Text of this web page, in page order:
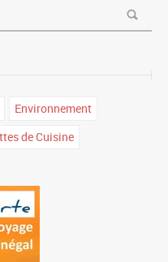
Environnement
de Cuisine